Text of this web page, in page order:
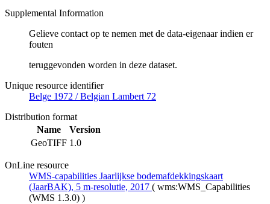
Supplemental Information
Gelieve contact op te nemen met de data-eigenaar indien er
fouten
teruggevonden worden in deze dataset.
Unique resource identifier
Belge 1972 / Belgian Lambert 72
Distribution format
Name
Version
GeoTIFF 1.0
OnLine resource
WMS-capabilities Jaarlijkse bodemafdekkingskaart
(JaarBAK), 5 m-resolutie, 2017 ( wms:WMS_Capabilities
(WMS 1.3.0) )